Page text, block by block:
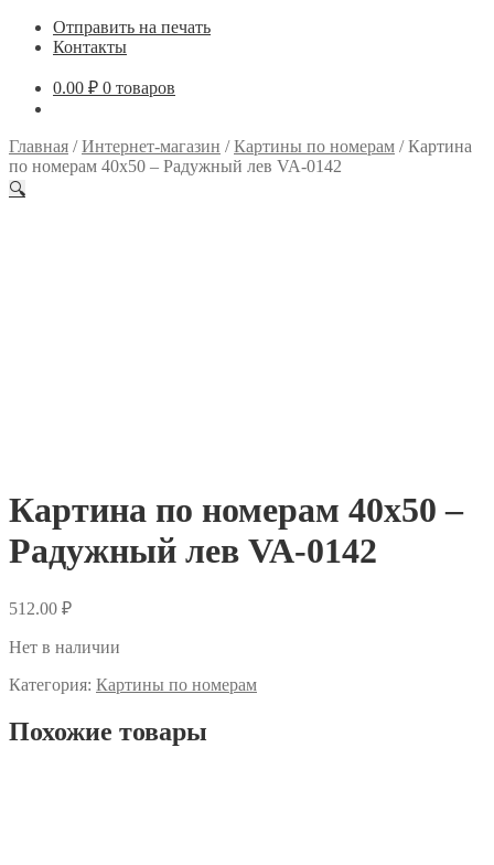
Отправить на печать
Контакты
0.00 ₽ 0 товаров
Главная /Интернет-магазин /Картины по номерам /Картина
по номерам 40х50 – Радужный лев VA-0142
🔍
Картина по номерам 40х50 –
Радужный лев VA-0142
512.00 ₽
Нет в наличии
Категория: Картины по номерам
Похожие товары